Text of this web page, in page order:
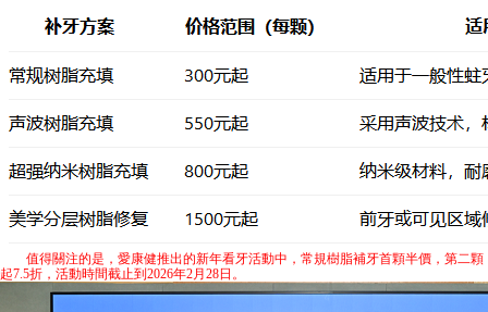
值得關注的是，愛康健推出的新年看牙活動中，常規樹脂補牙首顆半價，第二顆
起7.5折，活動時間截止到2026年2月28日。